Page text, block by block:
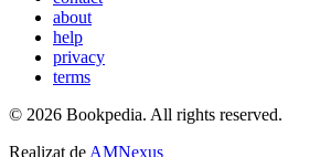
about
help
privacy
terms
© 2026 Bookpedia. All rights reserved.
Realizat de AMNexus